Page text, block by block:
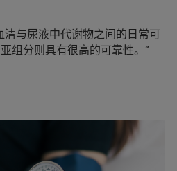
清与尿液中代谢物之间的日常可
组分则具有很高的可靠性。”